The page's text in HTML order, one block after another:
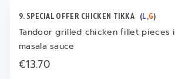
9. SPECIAL OFFER CHICKEN TIKKA (L,G)
Tandoor grilled chicken fillet pieces
masala sauce
€13.70